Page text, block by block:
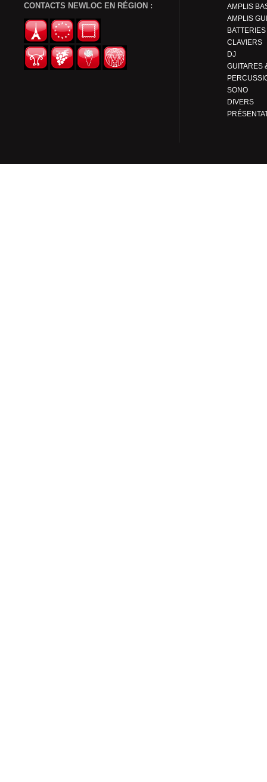
CONTACTS NEWLOC EN RÉGION :
AMPLIS
AMPLIS
BATTERIES
CLAVIERS
DJ
SONO
DIVERS